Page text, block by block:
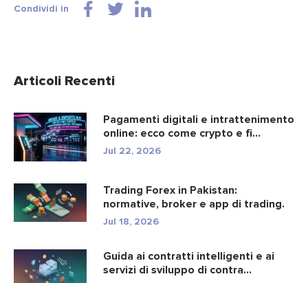
Condividi in
Articoli Recenti
Pagamenti digitali e intrattenimento
online: ecco come crypto e fi...
Jul 22, 2026
Trading Forex in Pakistan:
normative, broker e app di trading.
Jul 18, 2026
Guida ai contratti intelligenti e ai
servizi di sviluppo di contra...